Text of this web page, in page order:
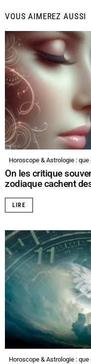
VOUS AIMEREZ AUSSI
Horoscope & Astrologie :
On les critique
zodiaque cachent
LIRE
Horoscope & Astrologie :